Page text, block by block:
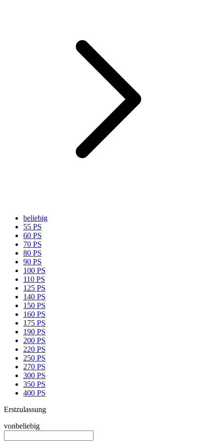
beliebig
55 PS
60 PS
70 PS
80 PS
90 PS
100 PS
110 PS
125 PS
140 PS
150 PS
160 PS
175 PS
190 PS
200 PS
220 PS
250 PS
270 PS
300 PS
350 PS
400 PS
Erstzulassung
vonbeliebig